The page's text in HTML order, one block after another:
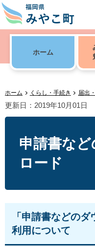
ホーム
ホーム くらし・手続き 届出
更新日：2019年10月01日
申請書な
ロード
「申請書などの
利用について